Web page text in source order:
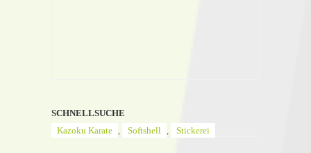
SCHNELLSUCHE
Kazoku Karate
Softshell Stickerei